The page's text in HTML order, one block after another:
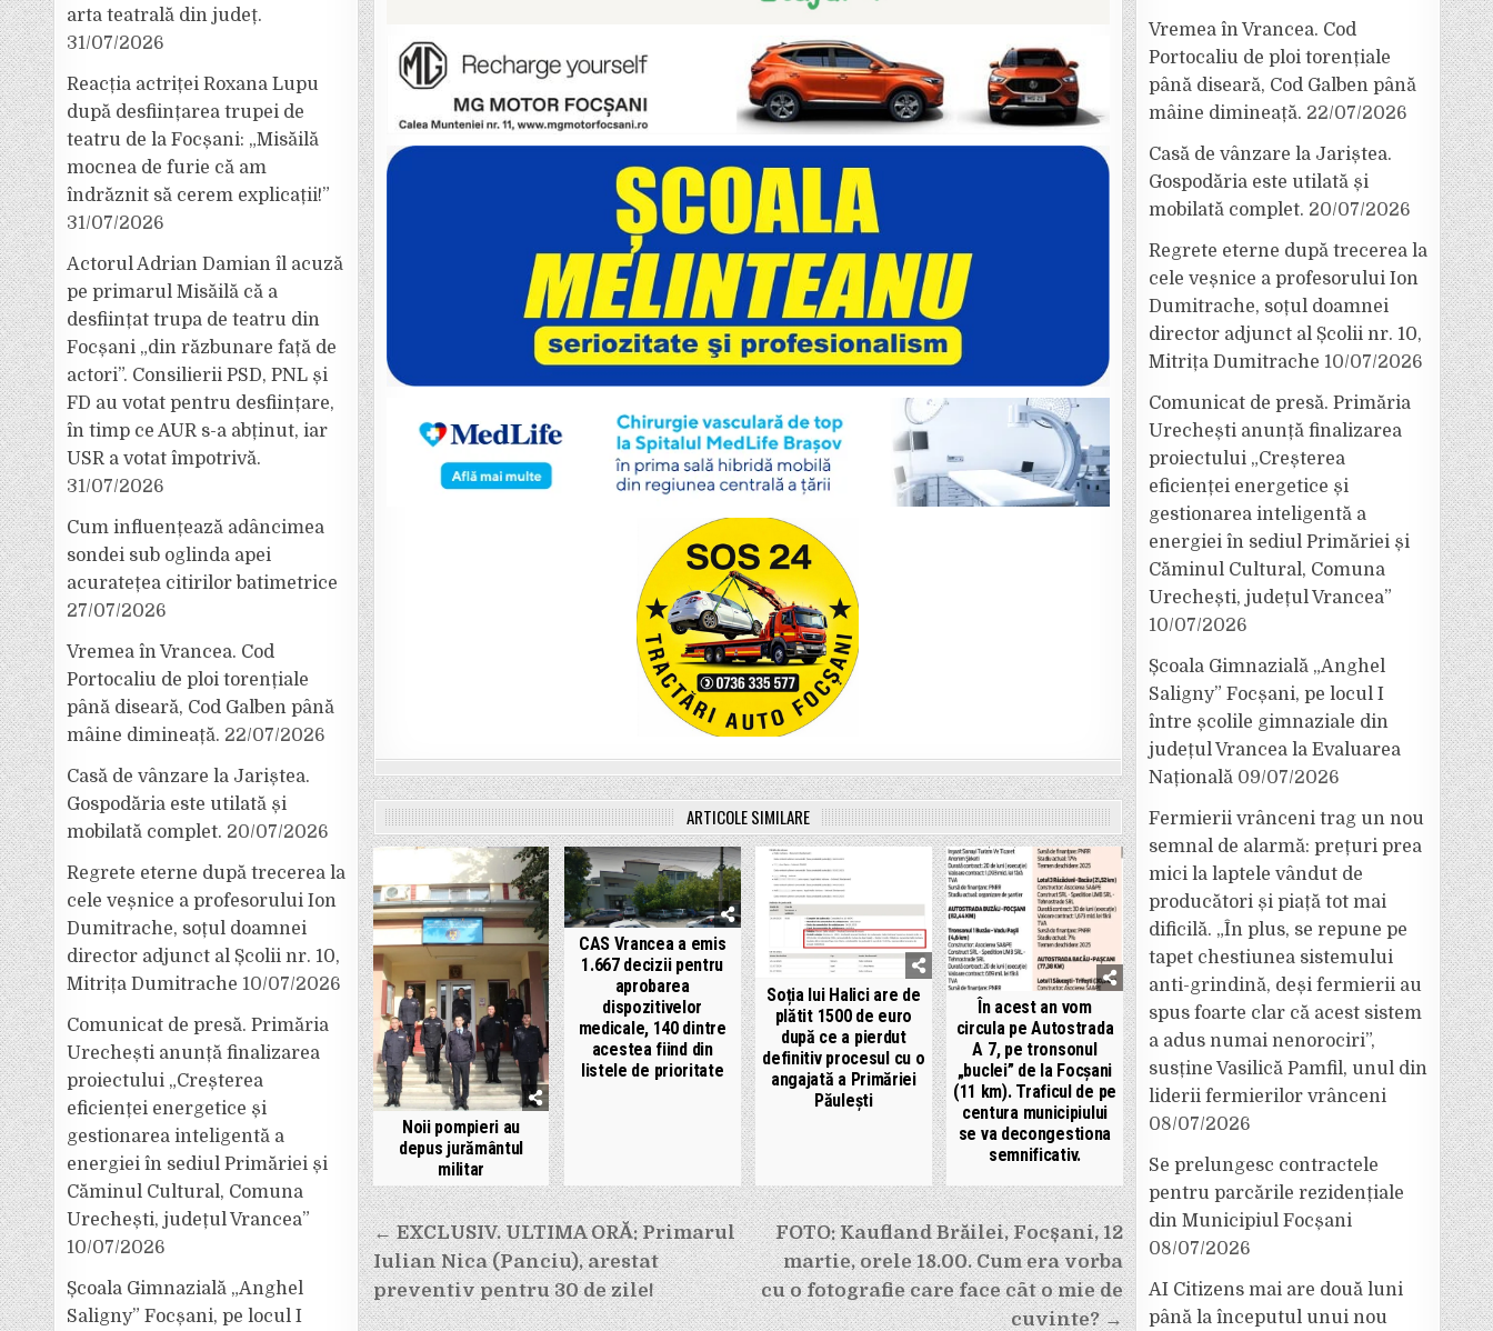
ARTICOLE SIMILARE
Noii pompieri au
depus jurământul
militar
CAS Vrancea a emis
1.667 decizii pentru
aprobarea
dispozitivelor
medicale, 140 dintre
acestea fiind din
listele de prioritate
Soția lui Halici are de
plătit 1500 de euro
după ce a pierdut
definitiv procesul cu o
angajată a Primăriei
Păulești
În acest an vom
circula pe Autostrada
A 7, pe tronsonul
„buclei” de la Focșani
(11 km). Traficul de pe
centura municipiului
se va decongestiona
semnificativ.
Navigare
în
articole
FOTO: Kaufland Brăilei, Focșani, 12
martie, orele 18.00. Cum era vorba
cu o fotografie care face cât o mie de
cuvinte? →
← EXCLUSIV. ULTIMA ORĂ: Primarul
Iulian Nica (Panciu), arestat
preventiv pentru 30 de zile!
arta teatrală din județ.
31/07/2026
Reacția actriței Roxana Lupu
după desființarea trupei de
teatru de la Focșani: „Misăilă
mocnea de furie că am
îndrăznit să cerem explicații!”
31/07/2026
Actorul Adrian Damian îl acuză
pe primarul Misăilă că a
desființat trupa de teatru din
Focșani „din răzbunare față de
actori”. Consilierii PSD, PNL și
FD au votat pentru desființare,
în timp ce AUR s-a abținut, iar
USR a votat împotrivă.
31/07/2026
Cum influențează adâncimea
sondei sub oglinda apei
acuratețea citirilor batimetrice
27/07/2026
Vremea în Vrancea. Cod
Portocaliu de ploi torențiale
până diseară, Cod Galben până
mâine dimineață. 22/07/2026
Casă de vânzare la Jariștea.
Gospodăria este utilată și
mobilată complet. 20/07/2026
Regrete eterne după trecerea la
cele veșnice a profesorului Ion
Dumitrache, soțul doamnei
director adjunct al Școlii nr. 10,
Mitrița Dumitrache 10/07/2026
Comunicat de presă. Primăria
Urechești anunță finalizarea
proiectului „Creșterea
eficienței energetice și
gestionarea inteligentă a
energiei în sediul Primăriei și
Căminul Cultural, Comuna
Urechești, județul Vrancea”
10/07/2026
Școala Gimnazială „Anghel
Saligny” Focșani, pe locul I
Vremea în Vrancea. Cod
Portocaliu de ploi torențiale
până diseară, Cod Galben până
mâine dimineață. 22/07/2026
Casă de vânzare la Jariștea.
Gospodăria este utilată și
mobilată complet. 20/07/2026
Regrete eterne după trecerea la
cele veșnice a profesorului Ion
Dumitrache, soțul doamnei
director adjunct al Școlii nr. 10,
Mitrița Dumitrache 10/07/2026
Comunicat de presă. Primăria
Urechești anunță finalizarea
proiectului „Creșterea
eficienței energetice și
gestionarea inteligentă a
energiei în sediul Primăriei și
Căminul Cultural, Comuna
Urechești, județul Vrancea”
10/07/2026
Școala Gimnazială „Anghel
Saligny” Focșani, pe locul I
între școlile gimnaziale din
județul Vrancea la Evaluarea
Națională 09/07/2026
Fermierii vrânceni trag un nou
semnal de alarmă: prețuri prea
mici la laptele vândut de
producători și piață tot mai
dificilă. „În plus, se repune pe
tapet chestiunea sistemului
anti-grindină, deși fermierii au
spus foarte clar că acest sistem
a adus numai nenorociri”,
susține Vasilică Pamfil, unul din
liderii fermierilor vrânceni
08/07/2026
Se prelungesc contractele
pentru parcările rezidențiale
din Municipiul Focșani
08/07/2026
AI Citizens mai are două luni
până la începutul unui nou